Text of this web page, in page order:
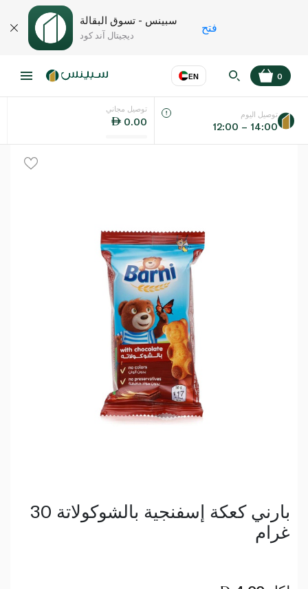
سبينس - تسوق البقالة
ديجيتال آند كود
فتح
EN
اللغة عر
0
توصيل مجاني
0.00
توصيل اليوم
12:00 – 14:00
بارني كعكة إسفنجية بالشوكولاتة 30
غرام